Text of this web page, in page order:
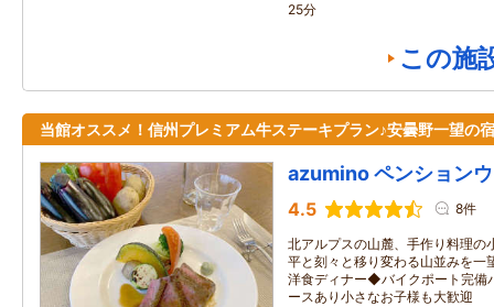
25分
この施
当館オススメ！信州プレミアム牛ステーキプラン♪安曇野一望の宿
azumino ペンション
4.5 8件
北アルプスの山麓、手作り料理
平と刻々と移り変わる山並みを
洋食ディナー◆バイクポート完
ースあり小さなお子様も大歓迎